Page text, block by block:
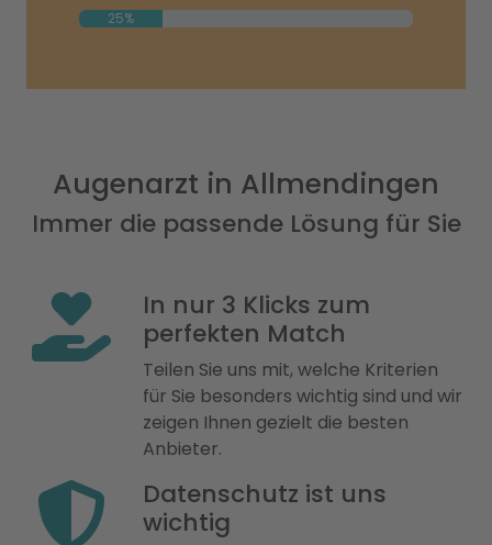
25%
Augenarzt in Allmendingen
Immer die passende Lösung für Sie
In nur 3 Klicks zum
perfekten Match
Teilen Sie uns mit, welche Kriterien
für Sie besonders wichtig sind und wir
zeigen Ihnen gezielt die besten
Anbieter.
Datenschutz ist uns
wichtig